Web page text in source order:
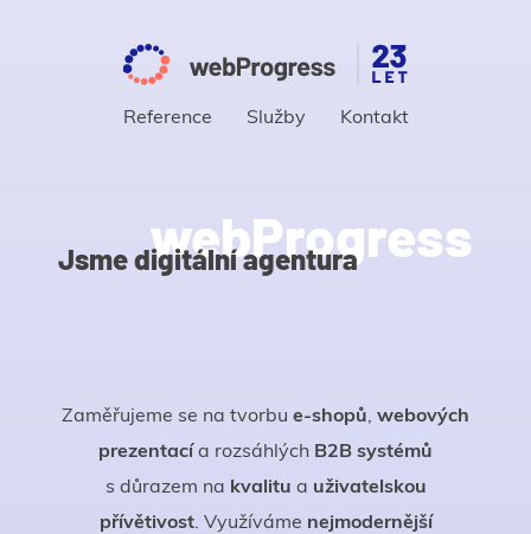
Reference Služby Kontakt
Jsme digitální agentura
webProgress
Zaměřujeme se na tvorbu e-shopů, webových
prezentacía rozsáhlých B2B systémů
s důrazem na kvalitu a uživatelskou
přívětivost. Využíváme nejmodernější